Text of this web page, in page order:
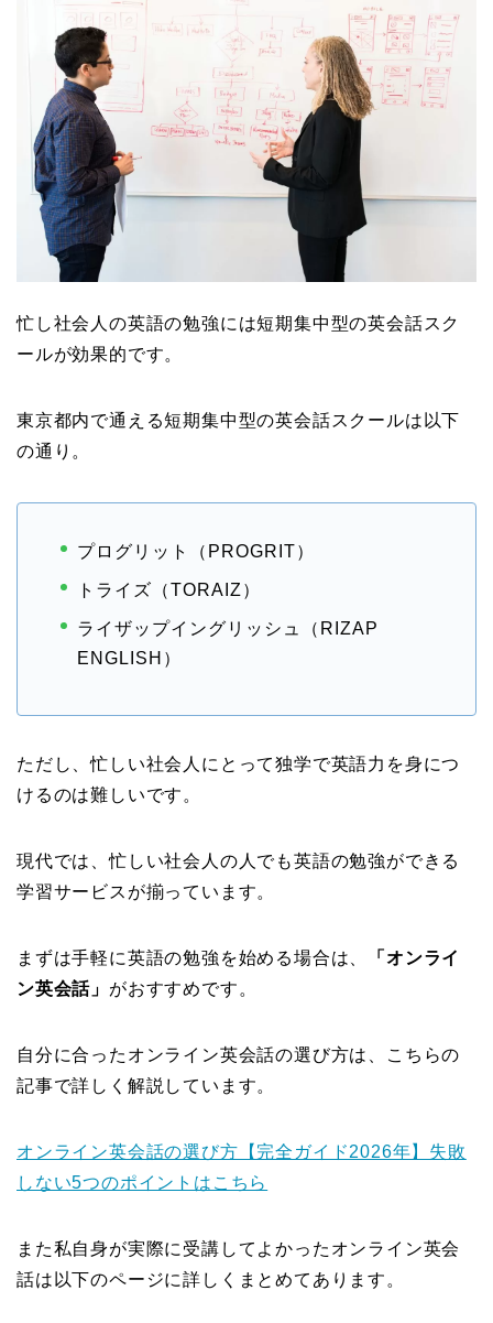
忙し社会人の英語の勉強には短期集中型の英会話スク
ールが効果的です。
東京都内で通える短期集中型の英会話スクールは以下
の通り。
プログリット（PROGRIT）
トライズ（TORAIZ）
ライザップイングリッシュ（RIZAP
ENGLISH）
ただし、忙しい社会人にとって独学で英語力を身につ
けるのは難しいです。
現代では、忙しい社会人の人でも英語の勉強ができる
学習サービスが揃っています。
まずは手軽に英語の勉強を始める場合は、
「オンライ
ン英会話」 がおすすめです。
自分に合ったオンライン英会話の選び方は、こちらの
記事で詳しく解説しています。
オンライン英会話の選び方【完全ガイド2026年】失敗
しない5つのポイントはこちら
また私自身が実際に受講してよかったオンライン英会
話は以下のページに詳しくまとめてあります。